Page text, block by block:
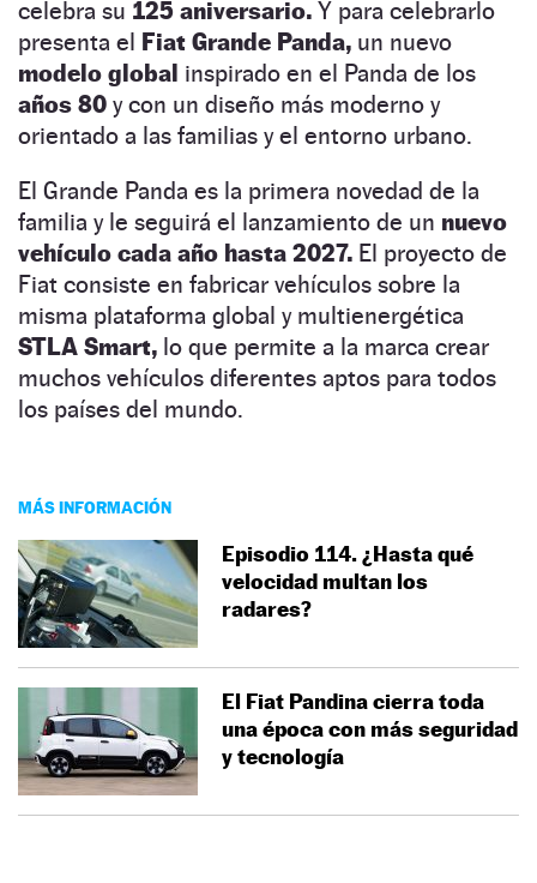
celebra su 125 aniversario. Y para celebrarlo
presenta el Fiat Grande Panda, un nuevo
modelo global inspirado en el Panda de los
años 80 y con un diseño más moderno y
orientado a las familias y el entorno urbano.
El Grande Panda es la primera novedad de la
familia y le seguirá el lanzamiento de un nuevo
vehículo cada año hasta 2027. El proyecto de
Fiat consiste en fabricar vehículos sobre la
misma plataforma global y multienergética
STLA Smart, lo que permite a la marca crear
muchos vehículos diferentes aptos para todos
los países del mundo.
MÁS INFORMACIÓN
Episodio 114. ¿Hasta qué
velocidad multan los
radares?
El Fiat Pandina cierra toda
una época con más seguridad
y tecnología